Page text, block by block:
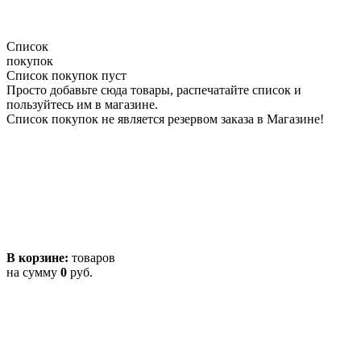
Список
покупок
Список покупок пуст
Просто добавьте сюда товары, распечатайте список и
пользуйтесь им в магазине.
Список покупок не является резервом заказа в Магазине!
В корзине: товаров
на сумму 0 руб.